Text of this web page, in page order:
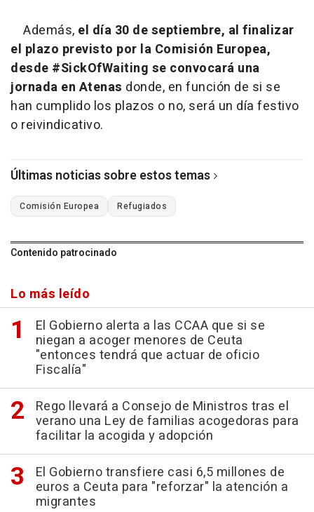
Además, el día 30 de septiembre, al finalizar
el plazo previsto por la Comisión Europea,
desde #SickOfWaiting se convocará una
jornada en Atenas donde, en función de si se
han cumplido los plazos o no, será un día festivo
o reivindicativo.
Últimas noticias sobre estos temas
Comisión Europea Refugiados
Contenido patrocinado
Lo más leído
El Gobierno alerta a las CCAA que si se
niegan a acoger menores de Ceuta
"entonces tendrá que actuar de oficio
Fiscalía"
Rego llevará a Consejo de Ministros tras el
verano una Ley de familias acogedoras para
facilitar la acogida y adopción
El Gobierno transfiere casi 6,5 millones de
euros a Ceuta para "reforzar" la atención a
migrantes